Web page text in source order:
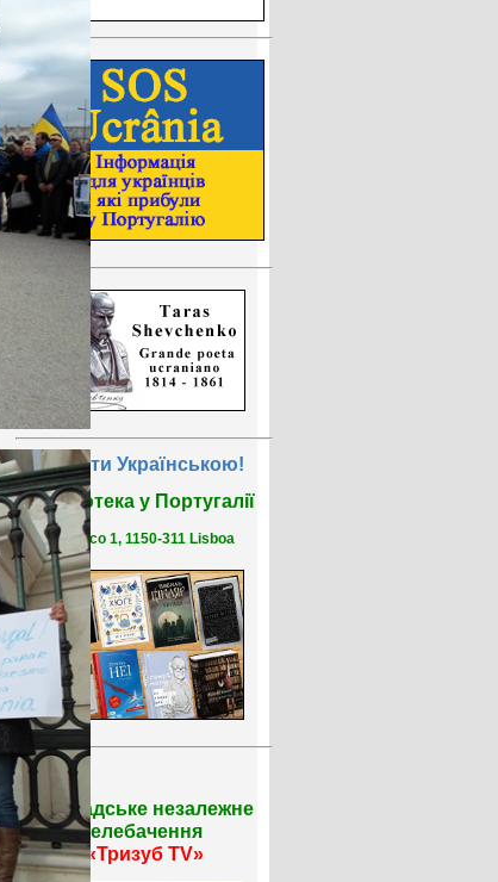
Читати Українською!
Бібліотека у Португалії
R. Saco 1, 1150-311 Lisboa
Громадське незалежне
телебачення
«Тризуб TV»